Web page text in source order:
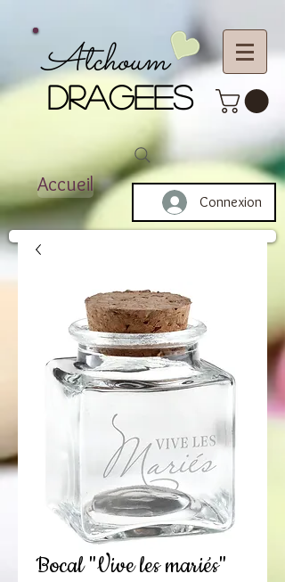
DRAGEES
Atchoum
Accueil
Connexion
Bocal "Vive les mariés"